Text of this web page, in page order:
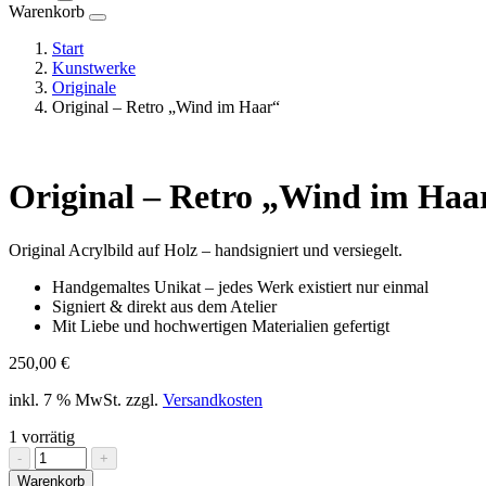
Warenkorb
Start
Kunstwerke
Originale
Original – Retro „Wind im Haar“
Original – Retro „Wind im
Original Acrylbild auf Holz – handsigniert und versiegelt.
Handgemaltes Unikat – jedes Werk existiert nur einmal
Signiert & direkt aus dem Atelier
Mit Liebe und hochwertigen Materialien gefertigt
250,00 €
inkl. 7 % MwSt. zzgl. Versandkosten
1 vorrätig
-
Original
-
+
Warenkorb